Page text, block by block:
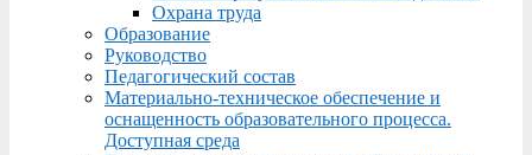
Охрана труда
Образование
Руководство
Педагогический состав
Материально-техническое обеспечение и
оснащенность образовательного процесса.
Доступная среда